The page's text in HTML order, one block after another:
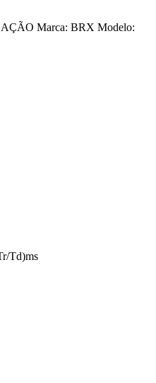
Marca: BRX Modelo:
Td)ms